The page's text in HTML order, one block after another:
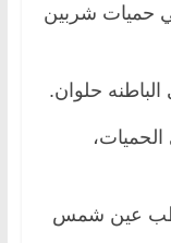
حميات شربين
حلوان.
طب عين شمس